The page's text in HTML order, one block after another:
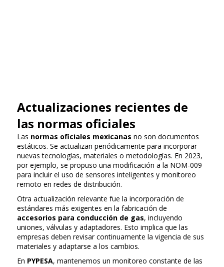
Actualizaciones recientes de
las normas oficiales
Las normas oficiales mexicanas no son documentos
estáticos. Se actualizan periódicamente para incorporar
nuevas tecnologías, materiales o metodologías. En 2023,
por ejemplo, se propuso una modificación a la NOM-009
para incluir el uso de sensores inteligentes y monitoreo
remoto en redes de distribución.
Otra actualización relevante fue la incorporación de
estándares más exigentes en la fabricación de
accesorios para conducción de gas, incluyendo
uniones, válvulas y adaptadores. Esto implica que las
empresas deben revisar continuamente la vigencia de sus
materiales y adaptarse a los cambios.
En PYPESA, mantenemos un monitoreo constante de las